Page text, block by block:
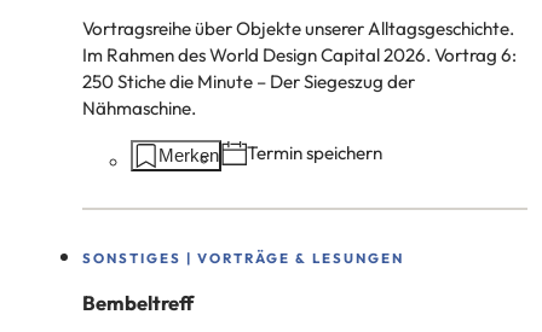
Vortragsreihe über Objekte unserer Alltagsgeschichte.
Im Rahmen des World Design Capital 2026. Vortrag 6:
250 Stiche die Minute – Der Siegeszug der
Nähmaschine.
Aktionen
dieser
Merken Termin speichern
SONSTIGES | VORTRÄGE & LESUNGEN
Bembeltreff